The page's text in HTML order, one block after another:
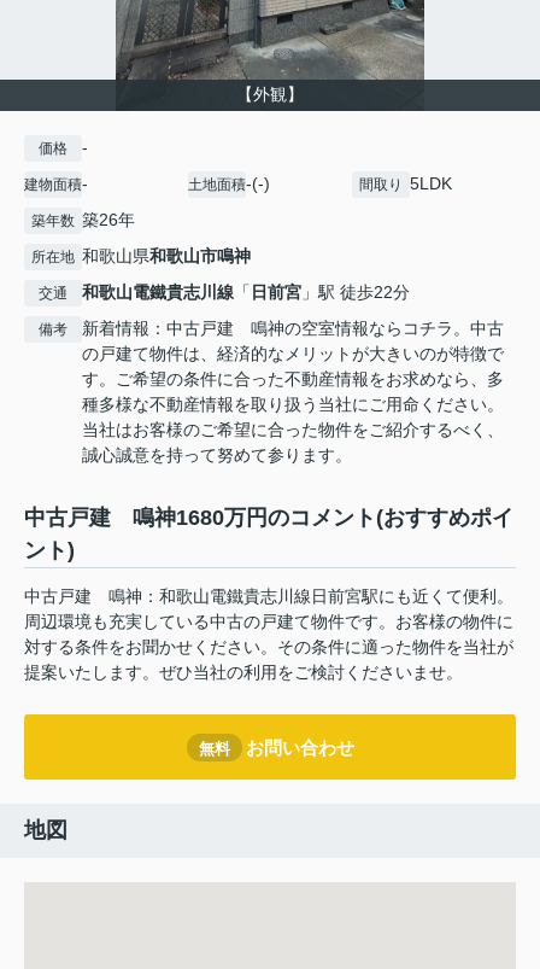
【外観】
価格 -
建物面積- 土地面積-(-) 間取り 5LDK
築年数 築26年
所在地 和歌山県和歌山市鳴神
交通 和歌山電鐵貴志川線 「 日前宮 」駅 徒歩22分
備考
新着情報：中古戸建 鳴神の空室情報ならコチラ。中古
の戸建て物件は、経済的なメリットが大きいのが特徴で
す。ご希望の条件に合った不動産情報をお求めなら、多
種多様な不動産情報を取り扱う当社にご用命ください。
当社はお客様のご希望に合った物件をご紹介するべく、
誠心誠意を持って努めて参ります。
中古戸建 鳴神1680万円のコメント(おすすめポイ
ント)
中古戸建 鳴神：和歌山電鐵貴志川線日前宮駅にも近くて便利。
周辺環境も充実している中古の戸建て物件です。お客様の物件に
対する条件をお聞かせください。その条件に適った物件を当社が
提案いたします。ぜひ当社の利用をご検討くださいませ。
無料 お問い合わせ
地図